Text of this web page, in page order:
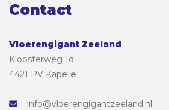
Contact
Vloerengigant Zeeland
Kloosterweg 1d
4421 PV Kapelle
info@vloerengigantzeeland.nl